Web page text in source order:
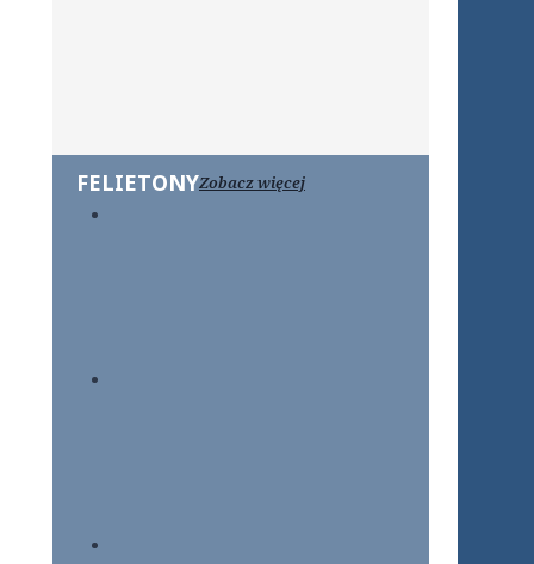
FELIETONYZobacz więcej